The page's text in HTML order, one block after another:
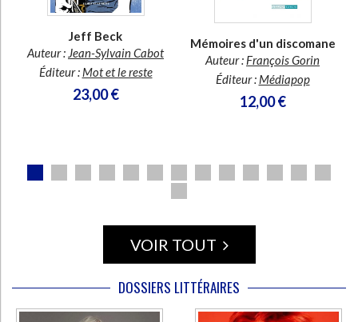
Bibliothèque de la Pléiade
Classiques scolaires Littérature ancienne et médiévale
Littérature de voyage Audio - Livres lus
Littérature en version originale Humour
Ecologie - Environnement Religions - Spiritualités
Histoire de France Biographies historiques
Histoire - Généralités Histoire des pays
Histoire ancienne Géographie
Danse
Jeff Beck
Auteur : Jean-Sylvain Cabot
Éditeur : Mot et le reste
23,00 €
Mémoires d'un discomane
Auteur : François Gorin
Éditeur : Médiapop
12,00 €
VOIR TOUT
DOSSIERS LITTÉRAIRES